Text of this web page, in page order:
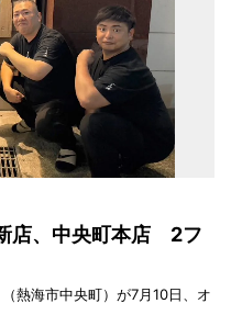
店、中央町本店 2フ
熱海市中央町）が7月10日、オ